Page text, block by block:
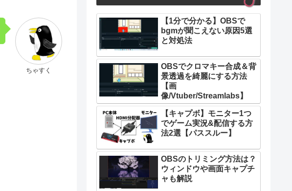
ちゃすく
【1分で分かる】OBSで
bgmが聞こえない原因5選
と対処法
OBSでクロマキー合成＆背
景透過を綺麗にする方法
【画
像/Vtuber/Streamlabs】
【キャプボ】モニター1つ
でゲーム実況&配信する方
法2選【パススルー】
OBSのトリミング方法は？
ウィンドウや画面キャプチ
ャも解説